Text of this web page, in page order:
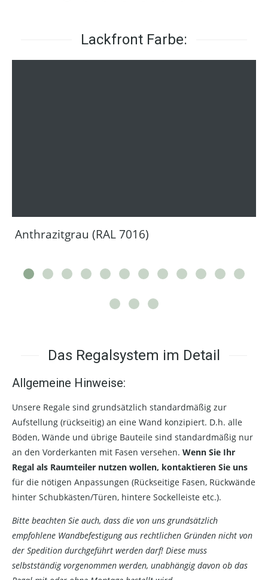
Lackfront Farbe:
Anthrazitgrau (RAL 7016)
Das Regalsystem im Detail
Allgemeine Hinweise:
Unsere Regale sind grundsätzlich standardmäßig zur
Aufstellung (rückseitig) an eine Wand konzipiert. D.h. alle
Böden, Wände und übrige Bauteile sind standardmäßig nur
an den Vorderkanten mit Fasen versehen. Wenn Sie Ihr
Regal als Raumteiler nutzen wollen, kontaktieren Sie uns
für die nötigen Anpassungen (Rückseitige Fasen, Rückwände
hinter Schubkästen/Türen, hintere Sockelleiste etc.).
Bitte beachten Sie auch, dass die von uns grundsätzlich
empfohlene Wandbefestigung aus rechtlichen Gründen nicht von
der Spedition durchgeführt werden darf! Diese muss
selbstständig vorgenommen werden, unabhängig davon ob das